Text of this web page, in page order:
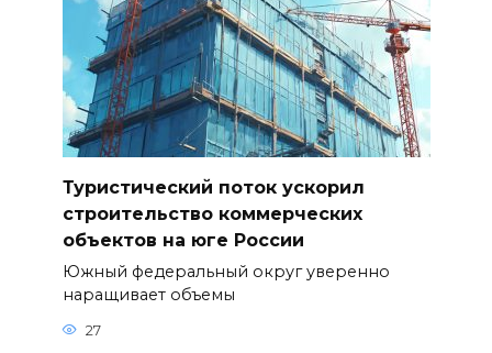
Туристический поток ускорил
строительство коммерческих
объектов на юге России
Южный федеральный округ уверенно
наращивает объемы
27